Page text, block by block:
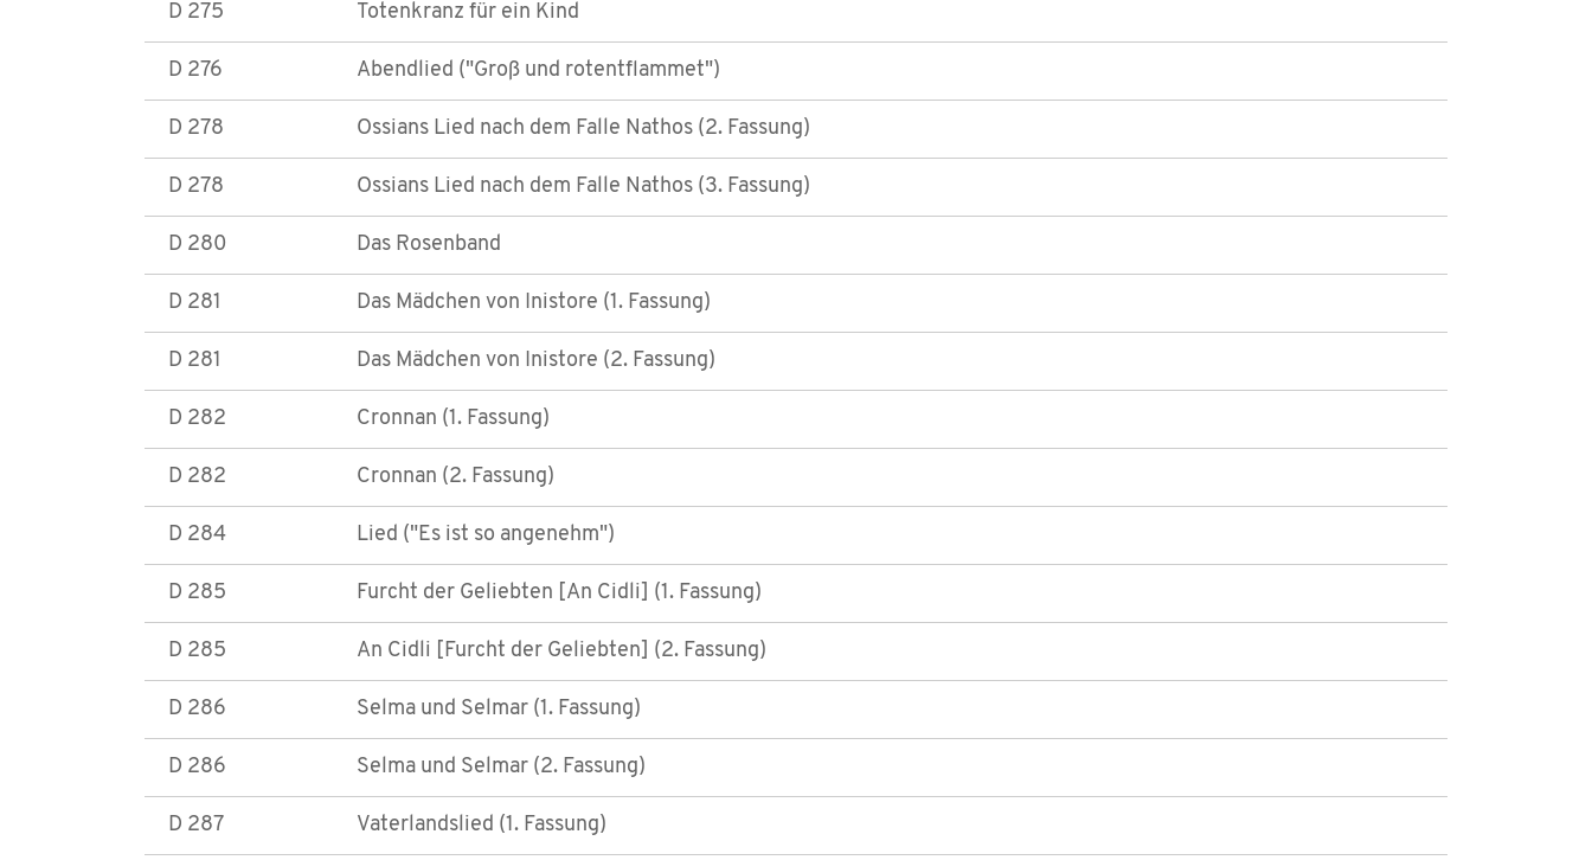
D 275 Totenkranz für ein Kind
D 276 Abendlied ("Groß und rotentflammet")
D 278 Ossians Lied nach dem Falle Nathos (2. Fassung)
D 278 Ossians Lied nach dem Falle Nathos (3. Fassung)
D 280 Das Rosenband
D 281 Das Mädchen von Inistore (1. Fassung)
D 281 Das Mädchen von Inistore (2. Fassung)
D 282 Cronnan (1. Fassung)
D 282 Cronnan (2. Fassung)
D 284 Lied ("Es ist so angenehm")
D 285 Furcht der Geliebten [An Cidli] (1. Fassung)
D 285 An Cidli [Furcht der Geliebten] (2. Fassung)
D 286 Selma und Selmar (1. Fassung)
D 286 Selma und Selmar (2. Fassung)
D 287 Vaterlandslied (1. Fassung)